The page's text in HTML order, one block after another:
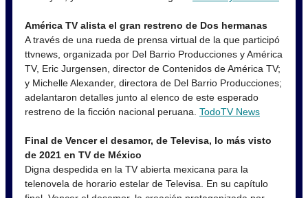
América TV alista el gran restreno de Dos hermanas
A través de una rueda de prensa virtual de la que participó
ttvnews, organizada por Del Barrio Producciones y América
TV, Eric Jurgensen, director de Contenidos de América TV;
y Michelle Alexander, directora de Del Barrio Producciones;
adelantaron detalles junto al elenco de este esperado
restreno de la ficción nacional peruana. TodoTV News
Final de Vencer el desamor, de Televisa, lo más visto
de 2021 en TV de México
Digna despedida en la TV abierta mexicana para la
telenovela de horario estelar de Televisa. En su capítulo